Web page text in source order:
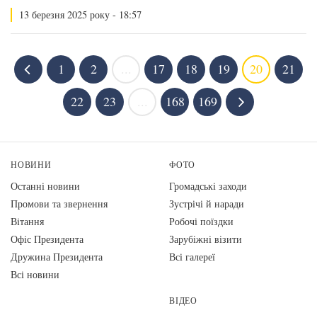
13 березня 2025 року - 18:57
1 2 17 18 19 20
21
22
23 168 169
НОВИНИ
Останні новини
Промови та звернення
Вiтання
Офіс Президента
Дружина Президента
Всі новини
ФОТО
Громадські заходи
Зустрічі й наради
Робочі поїздки
Зарубіжні візити
Всі галереї
ВІДЕО